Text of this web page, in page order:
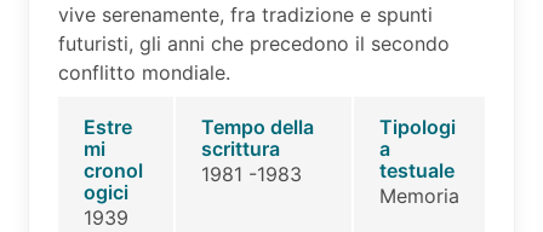
vive serenamente, fra tradizione e spunti
futuristi, gli anni che precedono il secondo
conflitto mondiale.
Estre
mi
cronol
ogici
1939
Tempo della
scrittura
1981 -1983
Tipologi
a
testuale
Memoria